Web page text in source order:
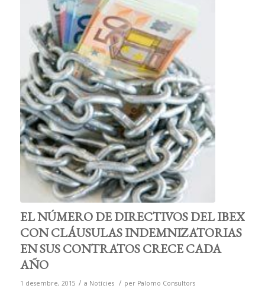
EL NÚMERO DE DIRECTIVOS DEL IBEX
CON CLÁUSULAS INDEMNIZATORIAS
EN SUS CONTRATOS CRECE CADA
AÑO
1 desembre, 2015 / a Notícies / per Palomo Consultors